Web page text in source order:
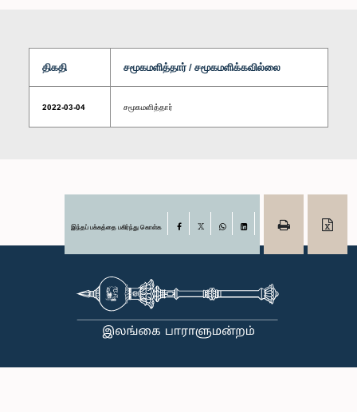
திகதி சமூகமளித்தார் / சமூகமளிக்கவில்லை
2022-03-04 சமூகமளித்தார்
இந்தப் பக்கத்தை பகிர்ந்து கொள்க Facebook